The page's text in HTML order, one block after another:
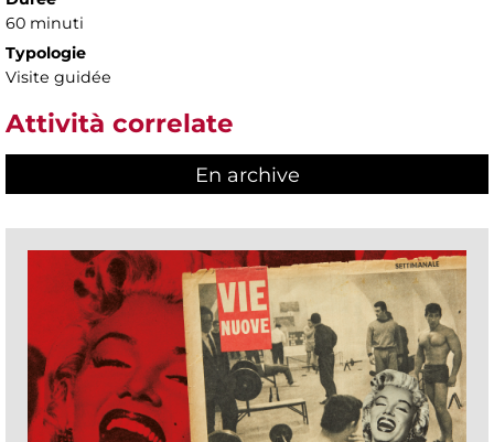
60 minuti
Typologie
Visite guidée
Attività correlate
En archive